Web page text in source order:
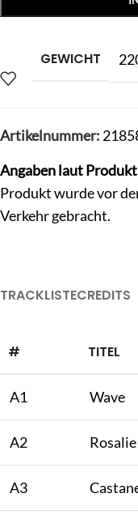
GEWICHT
Artikelnummer:
Angaben laut
Produkt wurde vor
Verkehr gebracht.
TRACKLISTECREDITS
# TITEL
A1 Wave
A2 Rosalie
A3